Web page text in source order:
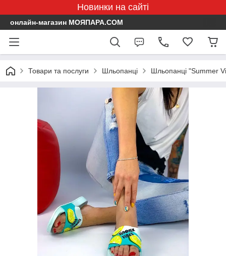
Новинки на сайті
онлайн-магазин МОЯПАРА.COM
Товари та послуги Шльопанці Шльопанці "Summer